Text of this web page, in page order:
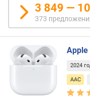
а
м
п
о
д
а
3 849 —
373
Apple
2024
AAC